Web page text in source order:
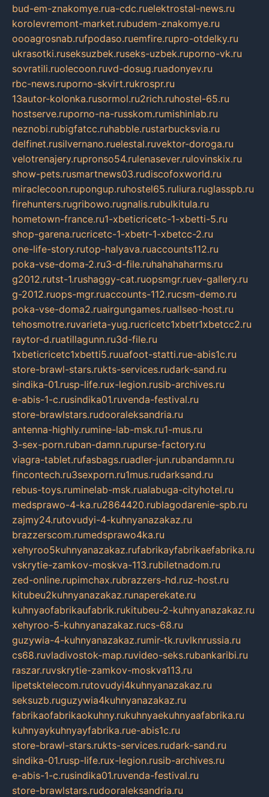
bud-em-znakomye.rua-cdc.ruelektrostal-news.ru
korolevremont-market.rubudem-znakomye.ru
oooagrosnab.rufpodaso.ruemfire.rupro-otdelky.ru
ukrasotki.ruseksuzbek.ruseks-uzbek.ruporno-vk.ru
sovratili.ruolecoon.ruvd-dosug.ruadonyev.ru
rbc-news.ruporno-skvirt.rukrospr.ru
13autor-kolonka.rusormol.ru2rich.ruhostel-65.ru
hostserve.ruporno-na-russkom.rumishinlab.ru
neznobi.rubigfatcc.ruhabble.rustarbucksvia.ru
delfinet.rusilvernano.ruelestal.ruvektor-doroga.ru
velotrenajery.rupronso54.rulenasever.rulovinskix.ru
show-pets.rusmartnews03.rudiscofoxworld.ru
miraclecoon.rupongup.ruhostel65.ruliura.ruglasspb.ru
firehunters.rugribowo.rugnalis.rubulkitula.ru
hometown-france.ru1-xbeticricetc-1-xbetti-5.ru
shop-garena.rucricetc-1-xbetr-1-xbetcc-2.ru
one-life-story.rutop-halyava.ruaccounts112.ru
poka-vse-doma-2.ru3-d-file.ruhahahaharms.ru
g2012.rutst-1.rushaggy-cat.ruopsmgr.ruev-gallery.ru
g-2012.ruops-mgr.ruaccounts-112.rucsm-demo.ru
poka-vse-doma2.ruairgungames.ruallseo-host.ru
tehosmotre.ruvarieta-yug.rucricetc1xbetr1xbetcc2.ru
raytor-d.ruatillagunn.ru3d-file.ru
1xbeticricetc1xbetti5.ruuafoot-statti.rue-abis1c.ru
store-brawl-stars.rukts-services.rudark-sand.ru
sindika-01.rusp-life.rux-legion.rusib-archives.ru
e-abis-1-c.rusindika01.ruvenda-festival.ru
store-brawlstars.rudooraleksandria.ru
antenna-highly.rumine-lab-msk.ru1-mus.ru
3-sex-porn.ruban-damn.rupurse-factory.ru
viagra-tablet.rufasbags.ruadler-jun.rubandamn.ru
fincontech.ru3sexporn.ru1mus.rudarksand.ru
rebus-toys.ruminelab-msk.rualabuga-cityhotel.ru
medsprawo-4-ka.ru2864420.rublagodarenie-spb.ru
zajmy24.rutovudyi-4-kuhnyanazakaz.ru
brazzerscom.rumedsprawo4ka.ru
xehyroo5kuhnyanazakaz.rufabrikayfabrikaefabrika.ru
vskrytie-zamkov-moskva-113.rubiletnadom.ru
zed-online.rupimchax.rubrazzers-hd.ruz-host.ru
kitubeu2kuhnyanazakaz.runaperekate.ru
kuhnyaofabrikaufabrik.rukitubeu-2-kuhnyanazakaz.ru
xehyroo-5-kuhnyanazakaz.rucs-68.ru
guzywia-4-kuhnyanazakaz.rumir-tk.ruvlknrussia.ru
cs68.ruvladivostok-map.ruvideo-seks.rubankaribi.ru
raszar.ruvskrytie-zamkov-moskva113.ru
lipetsktelecom.rutovudyi4kuhnyanazakaz.ru
seksuzb.ruguzywia4kuhnyanazakaz.ru
fabrikaofabrikaokuhny.rukuhnyaekuhnyaafabrika.ru
kuhnyaykuhnyayfabrika.rue-abis1c.ru
store-brawl-stars.rukts-services.rudark-sand.ru
sindika-01.rusp-life.rux-legion.rusib-archives.ru
e-abis-1-c.rusindika01.ruvenda-festival.ru
store-brawlstars.rudooraleksandria.ru